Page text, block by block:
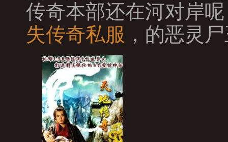
传奇本部还在河对岸
失传奇私服 ，的恶灵